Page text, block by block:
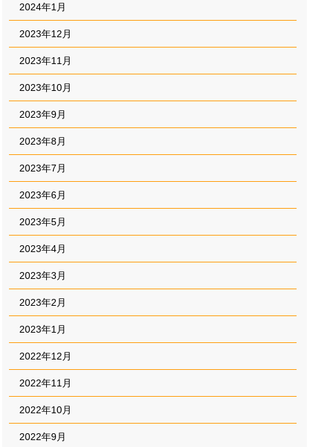
2024年1月
2023年12月
2023年11月
2023年10月
2023年9月
2023年8月
2023年7月
2023年6月
2023年5月
2023年4月
2023年3月
2023年2月
2023年1月
2022年12月
2022年11月
2022年10月
2022年9月